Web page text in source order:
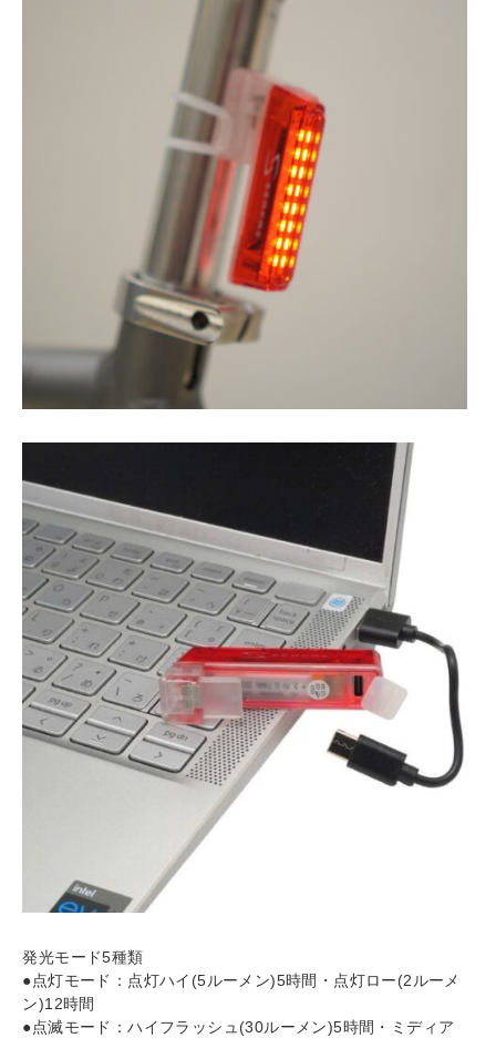
発光モード5種類
●点灯モード：点灯ハイ(5ルーメン)5時間・点灯ロー(2ルーメ
ン)12時間
●点滅モード：ハイフラッシュ(30ルーメン)5時間・ミディア